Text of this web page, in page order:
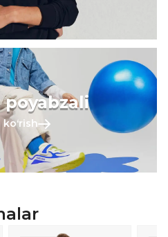
poyabzali
koʻrish